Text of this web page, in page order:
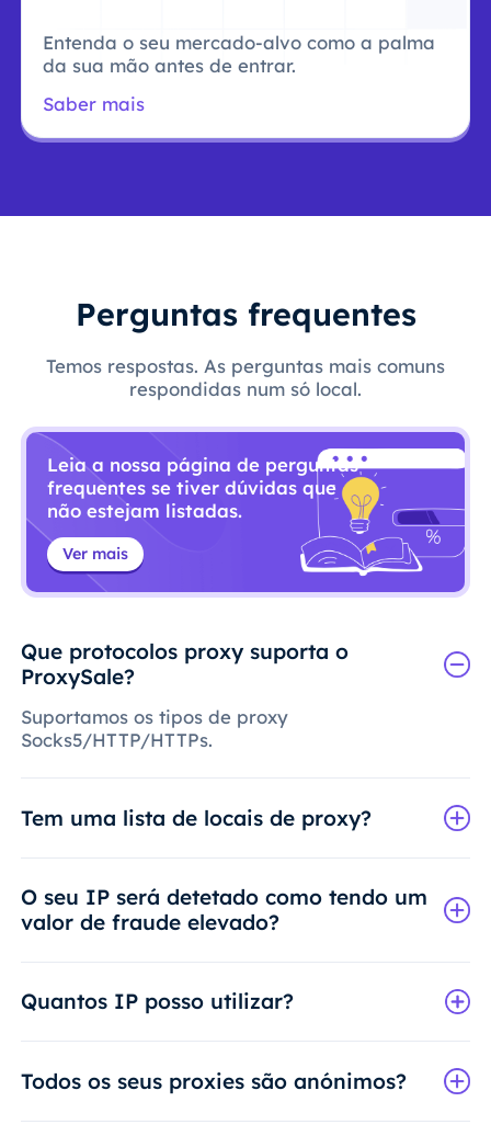
Entenda o seu mercado-alvo como a palma
da sua mão antes de entrar.
Saber mais
Perguntas frequentes
Temos respostas. As perguntas mais comuns
respondidas num só local.
Leia a nossa página de perguntas
frequentes se tiver dúvidas que
não estejam listadas.
Ver mais
Que protocolos proxy suporta o
ProxySale?
Suportamos os tipos de proxy
Socks5/HTTP/HTTPs.
Tem uma lista de locais de proxy?
O seu IP será detetado como tendo um
valor de fraude elevado?
Quantos IP posso utilizar?
Todos os seus proxies são anónimos?